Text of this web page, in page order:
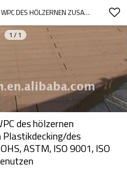
LANGES LEBEN, ZUM WPC DES HÖLZERNEN ZUSAMMENGESETZTEN PLASTIKDECKING/DES BODENBELAGS (CER, ROHS, ASTM, ISO 9001, ISO 14001, INTERTEK) ZU BENUTZEN
1 / 1
des hölzernen
des
ASTM, ISO 9001, ISO